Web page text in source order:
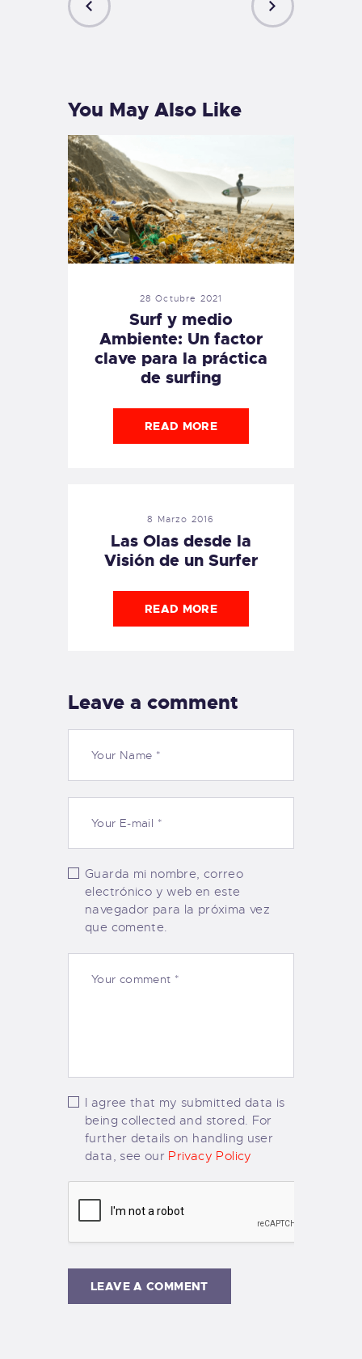
You May Also Like
28 Octubre 2021
Surf y medio
Ambiente: Un factor
clave para la práctica
de surfing
READ MORE
8 Marzo 2016
Las Olas desde la
Visión de un Surfer
READ MORE
Leave a comment
Guarda mi nombre, correo
electrónico y web en este
navegador para la próxima vez
que comente.
I agree that my submitted data is
being collected and stored. For
further details on handling user
data, see our Privacy Policy